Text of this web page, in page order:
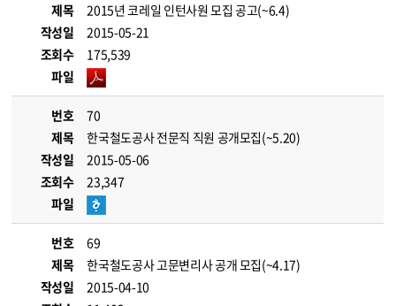
제목
2015년 코레일 인턴사원 모집 공고(~6.4)
작성일
2015-05-21
조회수
175,539
파일
번호
70
제목
한국철도공사 전문직 직원 공개모집(~5.20)
작성일
2015-05-06
조회수
23,347
파일
번호
69
제목
한국철도공사 고문변리사 공개 모집(~4.17)
작성일
2015-04-10